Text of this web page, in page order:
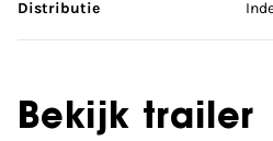
Distributie
Bekijk trailer